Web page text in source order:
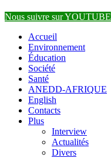
Nous suivre sur YOUTUBE
Accueil
Environnement
Éducation
Société
Santé
ANEDD-AFRIQUE
English
Contacts
Plus
Interview
Actualités
Divers